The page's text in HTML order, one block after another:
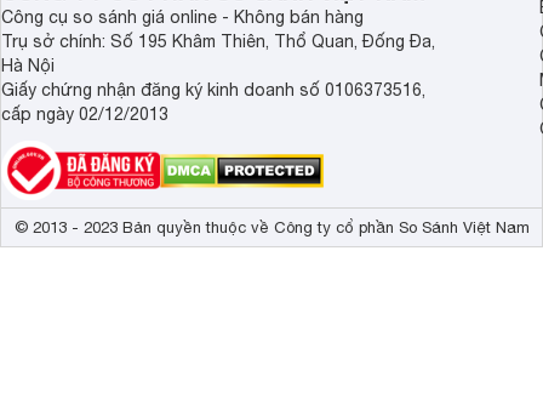
Công cụ so sánh giá online - Không bán hàng
Trụ sở chính: Số 195 Khâm Thiên, Thổ Quan, Đống Đa,
Hà Nội
Giấy chứng nhận đăng ký kinh doanh số 0106373516,
cấp ngày 02/12/2013
© 2013 - 2023 Bản quyền thuộc về Công ty cổ phần So Sánh Việt Nam